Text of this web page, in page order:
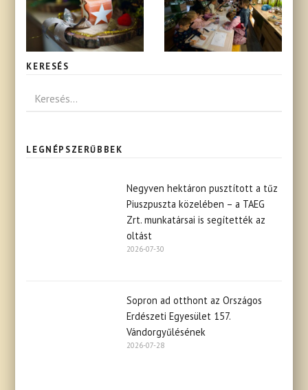
KERESÉS
LEGNÉPSZERŰBBEK
Negyven hektáron pusztított a tűz
Piuszpuszta közelében – a TAEG
Zrt. munkatársai is segítették az
oltást
2026-07-30
Sopron ad otthont az Országos
Erdészeti Egyesület 157.
Vándorgyűlésének
2026-07-28